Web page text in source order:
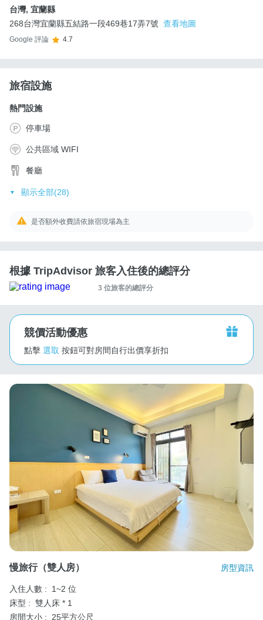
台灣, 宜蘭縣
268台灣宜蘭縣五結路一段469巷17弄7號 查看地圖
Google 評論 4.7
旅宿設施
熱門設施
停車場
公共區域 WIFI
餐廳
顯示全部(28)
是否額外收費請依旅宿現場為主
根據 TripAdvisor 旅客入住後的總評分
3 位旅客的總評分
競價活動優惠
點擊 選取 按鈕可對房間自行出價享折扣
慢旅行（雙人房） 房型資訊
入住人數 :
1~2 位
床型 : 雙人床 * 1
房間大小 :
25平方公尺